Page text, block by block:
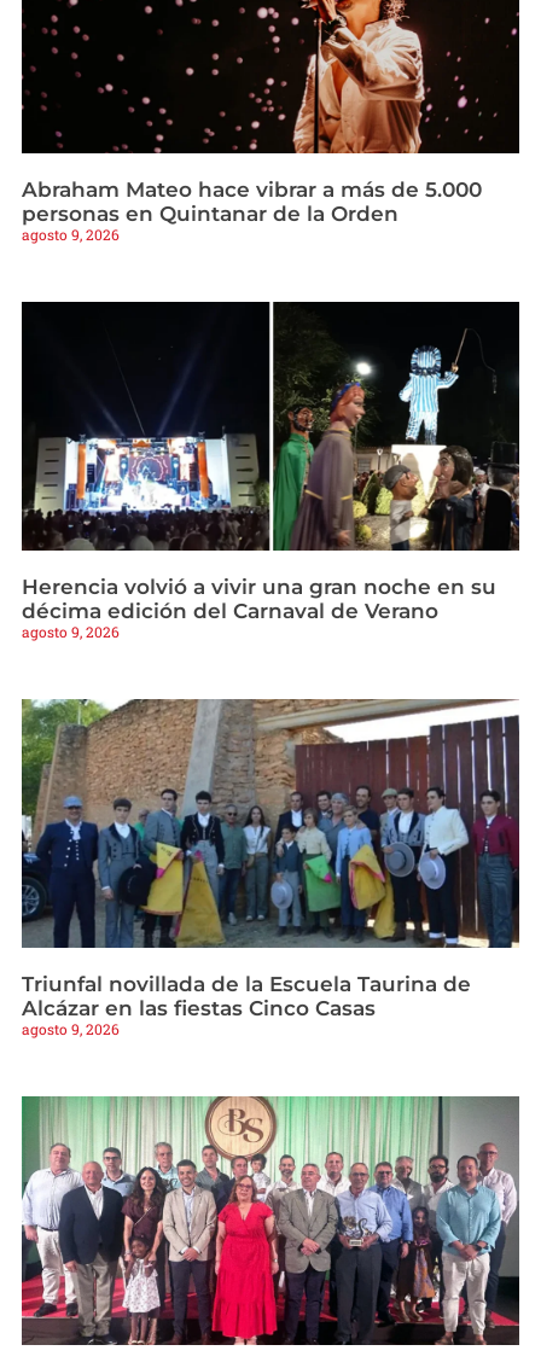
Abraham Mateo hace vibrar a más de 5.000
personas en Quintanar de la Orden
agosto 9, 2026
Herencia volvió a vivir una gran noche en su
décima edición del Carnaval de Verano
agosto 9, 2026
Triunfal novillada de la Escuela Taurina de
Alcázar en las fiestas Cinco Casas
agosto 9, 2026